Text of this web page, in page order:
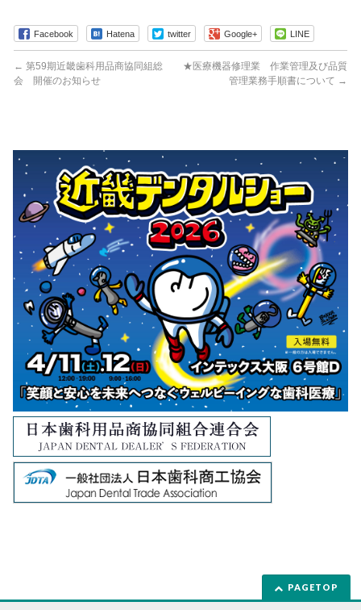
Facebook Hatena twitter Google+ LINE
← 第59期近畿歯科用品商協同組総
会 開催のお知らせ
★医療機器修理業 作業管理及び品質
管理業務手順書について →
PAGETOP